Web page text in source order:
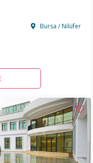
Bursa / Nilüfer